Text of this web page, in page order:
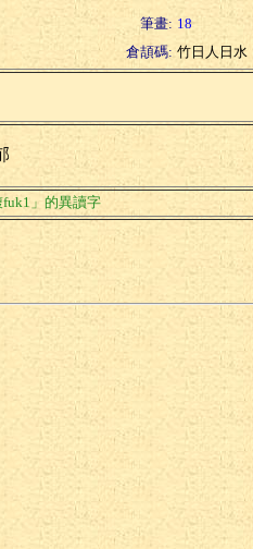
筆畫: 18
倉頡碼: 竹日人日水
fuk1」的異讀字